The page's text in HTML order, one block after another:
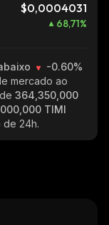
$0,0004031
68,71%
-0.60%
mercado ao
364,350,000
TIMI
24h.